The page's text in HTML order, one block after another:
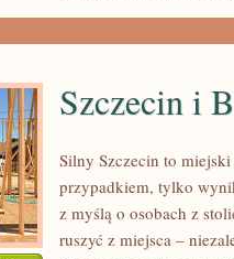
Szczecin i
Silny Szczecin to miejski
przypadkiem, tylko
z myślą o osobach z
ruszyć z miejsca –